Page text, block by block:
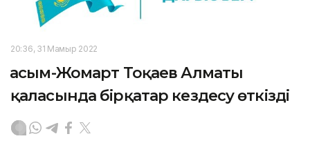
20:36, 31 Мамыр 2022
Қасым-Жомарт Тоқаев Алматы
қаласында бірқатар кездесу өткізді